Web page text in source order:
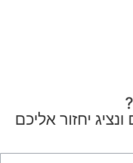
יחזור אליכם